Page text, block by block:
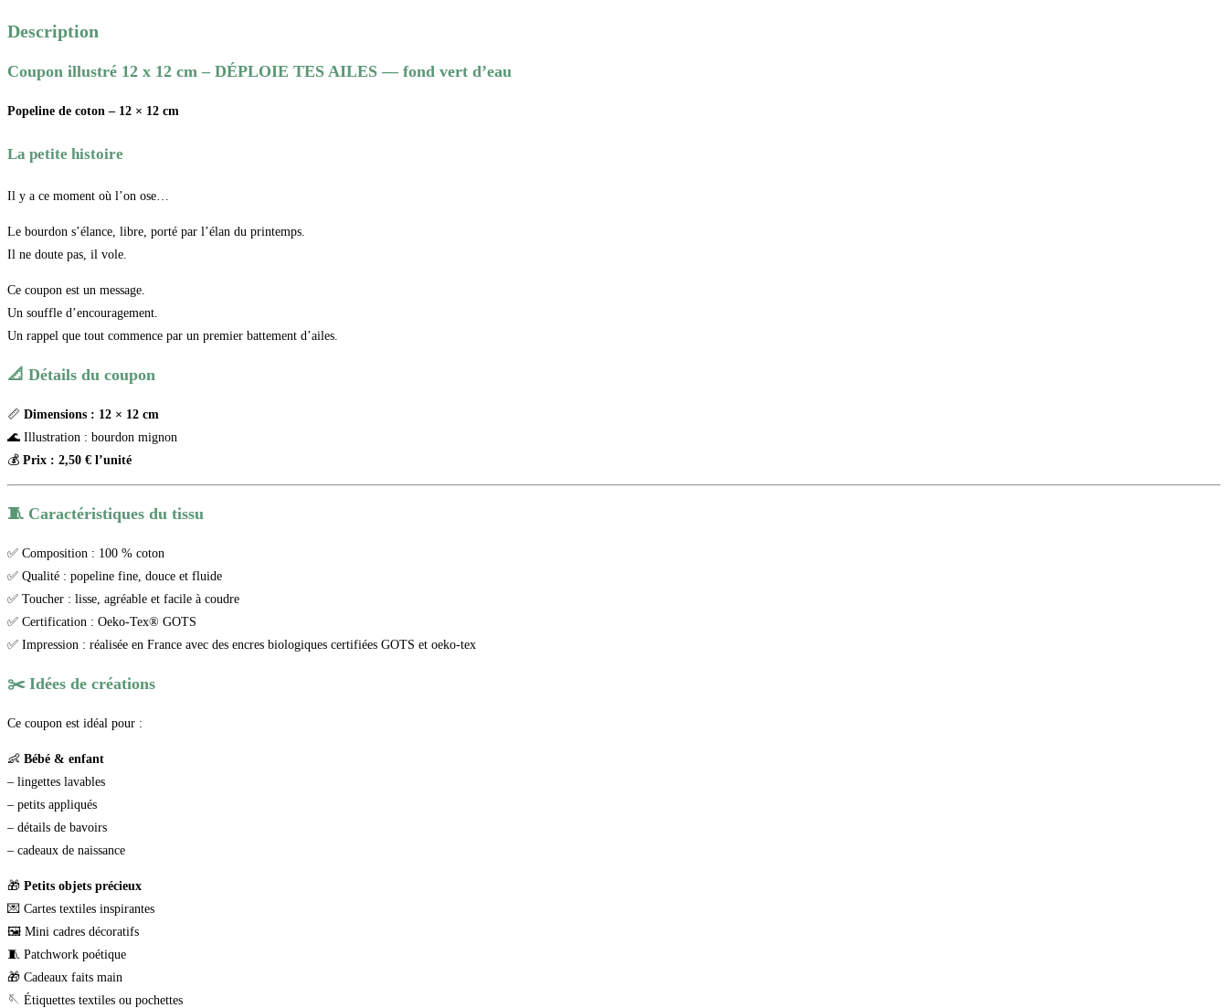
Description
Coupon illustré 12 x 12 cm – DÉPLOIE TES AILES — fond vert d’eau
Popeline de coton – 12 × 12 cm
La petite histoire
Il y a ce moment où l’on ose…
Le bourdon s’élance, libre, porté par l’élan du printemps.
Il ne doute pas, il vole.
Ce coupon est un message.
Un souffle d’encouragement.
Un rappel que tout commence par un premier battement d’ailes.
📐 Détails du coupon
📏 Dimensions : 12 × 12 cm
🌊 Illustration : bourdon mignon
💰 Prix : 2,50 € l’unité
🧵 Caractéristiques du tissu
✅ Composition : 100 % coton
✅ Qualité : popeline fine, douce et fluide
✅ Toucher : lisse, agréable et facile à coudre
✅ Certification : Oeko-Tex® GOTS
✅ Impression : réalisée en France avec des encres biologiques certifiées GOTS et oeko-tex
✂️ Idées de créations
Ce coupon est idéal pour :
👶 Bébé & enfant
– lingettes lavables
– petits appliqués
– détails de bavoirs
– cadeaux de naissance
🎁 Petits objets précieux
💌 Cartes textiles inspirantes
🖼️ Mini cadres décoratifs
🧵 Patchwork poétique
🎁 Cadeaux faits main
🪡 Étiquettes textiles ou pochettes